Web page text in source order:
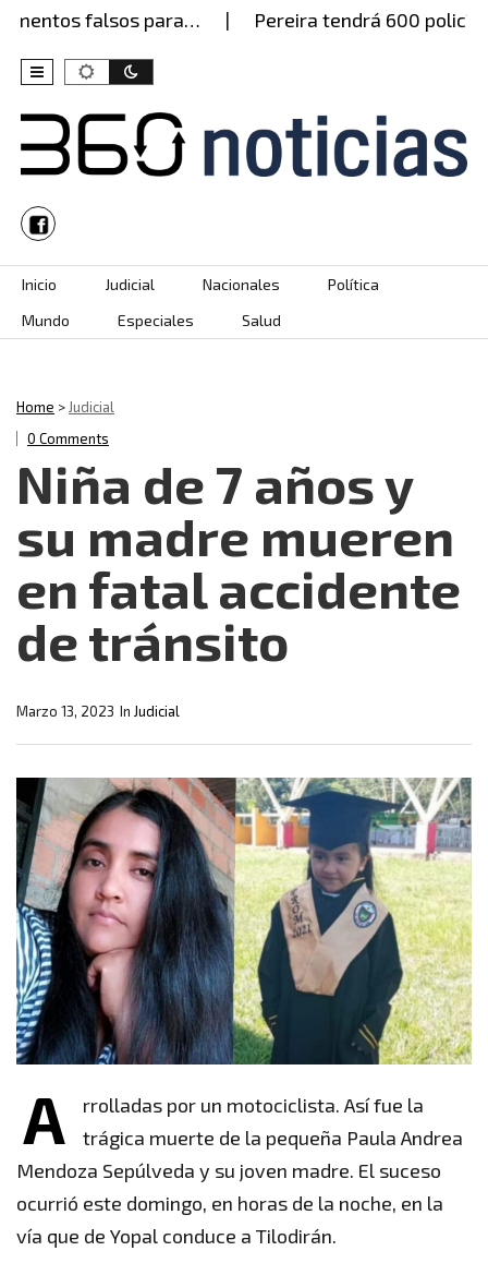
falsos para… Pereira tendrá 600 policías
Skip to content
Inicio Judicial Nacionales
Política
Mundo
Especiales Salud
Home >Judicial
0 Comments
Niña de 7 años y
su madre mueren
en fatal accidente
de tránsito
In Judicial
Marzo 13, 2023
A
rrolladas por un motociclista. Así fue la
trágica muerte de la pequeña Paula Andrea
Mendoza Sepúlveda y su joven madre. El suceso
ocurrió este domingo, en horas de la noche, en la
vía que de Yopal conduce a Tilodirán.